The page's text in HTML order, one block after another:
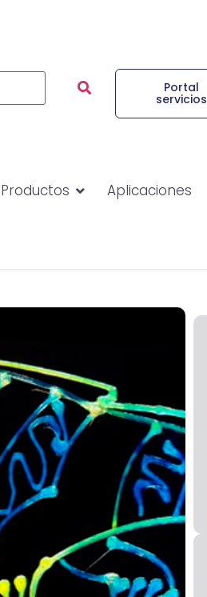
Portal
servicios
Productos Aplicaciones